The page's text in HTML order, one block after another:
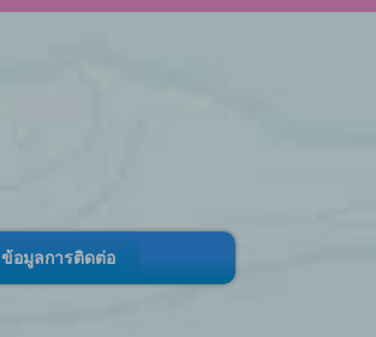
ข้อมูลการติดต่อ